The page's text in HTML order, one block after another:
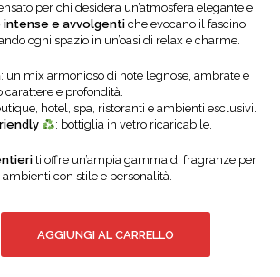
per chi desidera un’atmosfera elegante e
intense e avvolgenti che evocano il fascino
ogni spazio in un’oasi di relax e charme.
: un mix armonioso di note legnose, ambrate e
carattere e profondità.
hotel, spa, ristoranti e ambienti esclusivi.
: bottiglia in vetro ricaricabile.
ti offre un’ampia gamma di fragranze per
con stile e personalità.
AGGIUNGI AL CARRELLO